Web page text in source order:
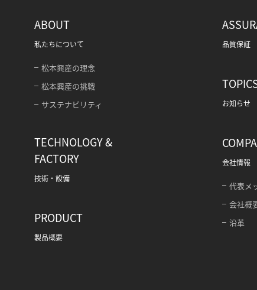
ABOUT
私たちについて
松本興産の理念
松本興産の挑戦
サステナビリティ
TECHNOLOGY &
FACTORY
技術・設備
PRODUCT
製品概要
品質保証
お知らせ
会社情報
代表メ
会社概
沿革